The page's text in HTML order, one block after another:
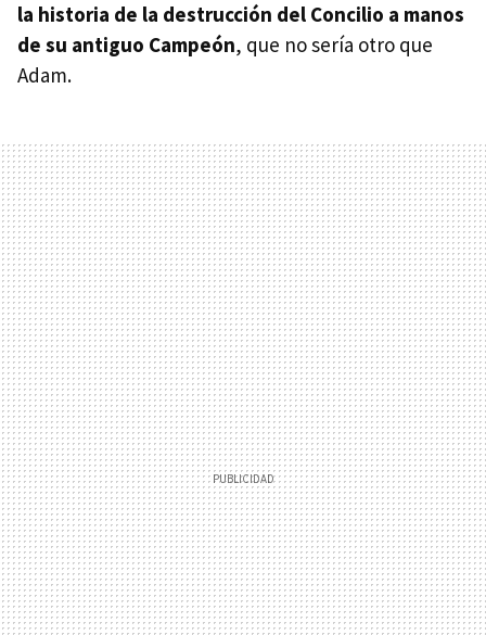
la historia de la destrucción del Concilio a manos
de su antiguo Campeón, que no sería otro que
Adam.